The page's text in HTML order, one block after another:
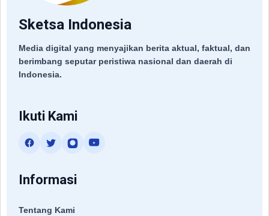
Sketsa Indonesia
Media digital yang menyajikan berita aktual, faktual, dan
berimbang seputar peristiwa nasional dan daerah di
Indonesia.
Ikuti Kami
Informasi
Tentang Kami